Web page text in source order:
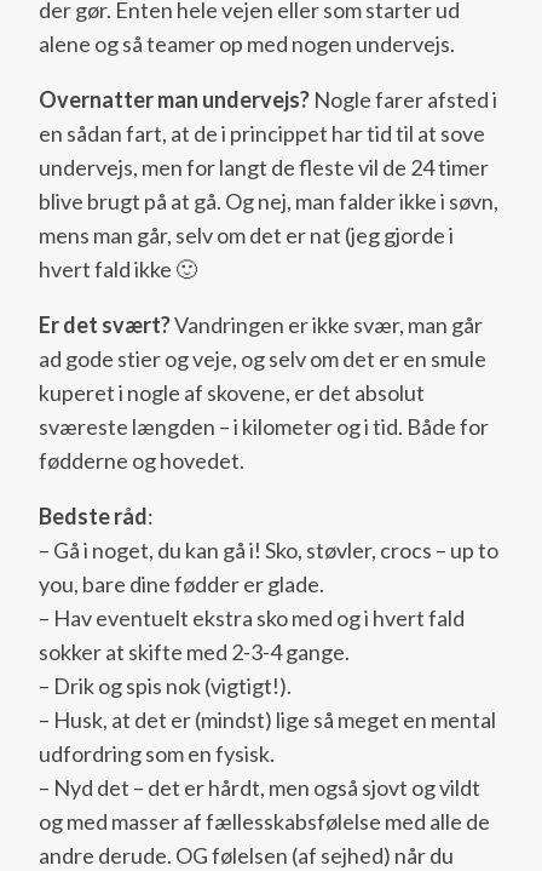
der gør. Enten hele vejen eller som starter ud
alene og så teamer op med nogen undervejs.
Overnatter man undervejs? Nogle farer afsted i
en sådan fart, at de i princippet har tid til at sove
undervejs, men for langt de fleste vil de 24 timer
blive brugt på at gå. Og nej, man falder ikke i søvn,
mens man går, selv om det er nat (jeg gjorde i
hvert fald ikke 🙂
Er det svært?Vandringen er ikke svær, man går
ad gode stier og veje, og selv om det er en smule
kuperet i nogle af skovene, er det absolut
sværeste længden – i kilometer og i tid. Både for
fødderne og hovedet.
Bedste råd:
– Gå i noget, du kan gå i! Sko, støvler, crocs – up to
you, bare dine fødder er glade.
– Hav eventuelt ekstra sko med og i hvert fald
sokker at skifte med 2-3-4 gange.
– Drik og spis nok (vigtigt!).
– Husk, at det er (mindst) lige så meget en mental
udfordring som en fysisk.
– Nyd det – det er hårdt, men også sjovt og vildt
og med masser af fællesskabsfølelse med alle de
andre derude. OG følelsen (af sejhed) når du